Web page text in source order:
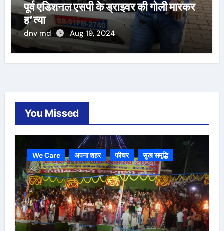
पूर्व एडिशनल एसपी के ड्राइवर की गोली मारकर
ह’त्या
dnv md Aug 19, 2024
You Missed
We Care अपना शहर फीचर सुख समृद्धि